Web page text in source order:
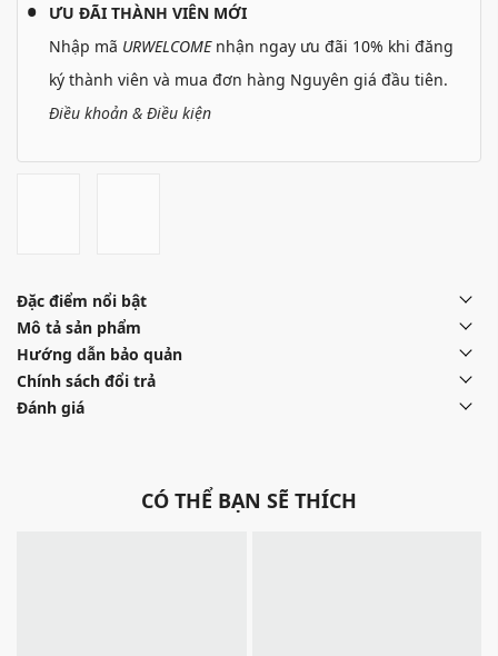
ƯU ĐÃI THÀNH VIÊN MỚI
Nhập mã URWELCOMEnhận ngay ưu đãi 10% khi đăng
ký thành viên và mua đơn hàng Nguyên giá đầu tiên.
Điều khoản & Điều kiện
Đặc điểm nổi bật
Mô tả sản phẩm
Hướng dẫn bảo quản
Chính sách đổi trả
Đánh giá
CÓ THỂ BẠN SẼ THÍCH